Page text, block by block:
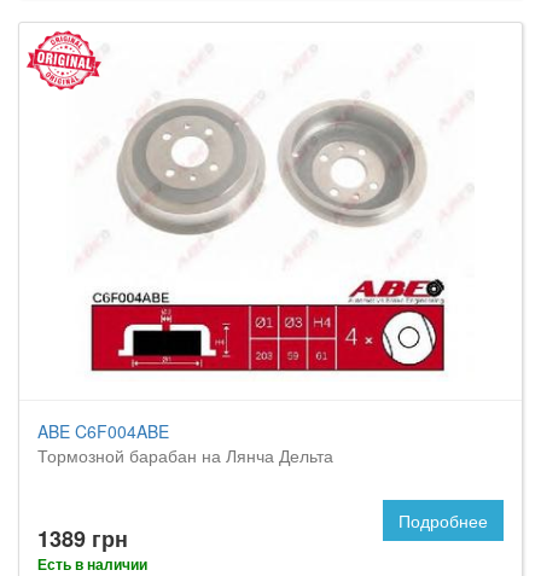
ABE C6F004ABE
Тормозной барабан на Лянча Дельта
1389 грн
Есть в наличии
Подробнее